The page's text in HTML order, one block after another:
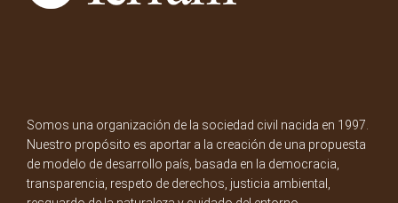
Somos una organización de la sociedad civil nacida en 1997.
Nuestro propósito es aportar a la creación de una propuesta
de modelo de desarrollo país, basada en la democracia,
transparencia, respeto de derechos, justicia ambiental,